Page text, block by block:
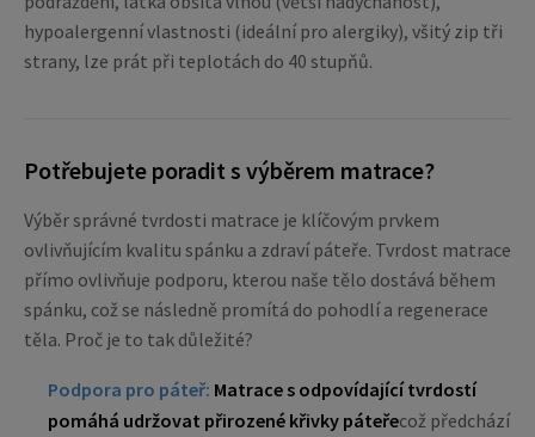
hypoalergenní vlastnosti (ideální pro alergiky), všitý zip tři
strany, lze prát při teplotách do 40 stupňů.
Potřebujete poradit s výběrem matrace?
Výběr správné tvrdosti matrace je klíčovým prvkem
ovlivňujícím kvalitu spánku a zdraví páteře. Tvrdost matrace
přímo ovlivňuje podporu, kterou naše tělo dostává během
spánku, což se následně promítá do pohodlí a regenerace
těla. Proč je to tak důležité?
Podpora pro páteř: Matrace s odpovídající tvrdostí
pomáhá udržovat přirozené křivky páteřecož předchází